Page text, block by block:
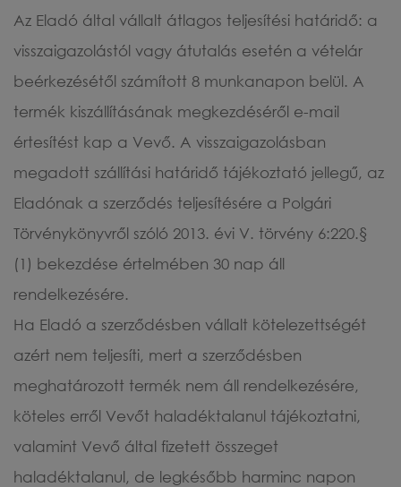
Az Eladó által vállalt átlagos teljesítési határidő: a
visszaigazolástól vagy átutalás esetén a vételár
beérkezésétől számított 8 munkanapon belül. A
termék kiszállításának megkezdéséről e-mail
értesítést kap a Vevő. A visszaigazolásban
megadott szállítási határidő tájékoztató jellegű, az
Eladónak a szerződés teljesítésére a Polgári
Törvénykönyvről szóló 2013. évi V. törvény 6:220.§
(1) bekezdése értelmében 30 nap áll
rendelkezésére.
Ha Eladó a szerződésben vállalt kötelezettségét
azért nem teljesíti, mert a szerződésben
meghatározott termék nem áll rendelkezésére,
köteles erről Vevőt haladéktalanul tájékoztatni,
valamint Vevő által fizetett összeget
haladéktalanul, de legkésőbb harminc napon